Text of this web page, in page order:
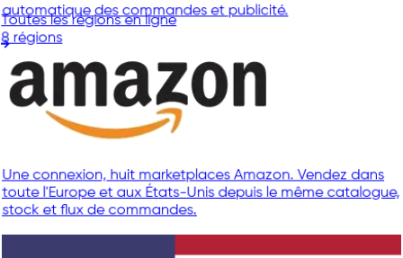
automatique des commandes et publicité.
Toutes les régions en ligne
8 régions
Une connexion, huit marketplaces Amazon. Vendez dans
toute l'Europe et aux États-Unis depuis le même catalogue,
stock et flux de commandes.